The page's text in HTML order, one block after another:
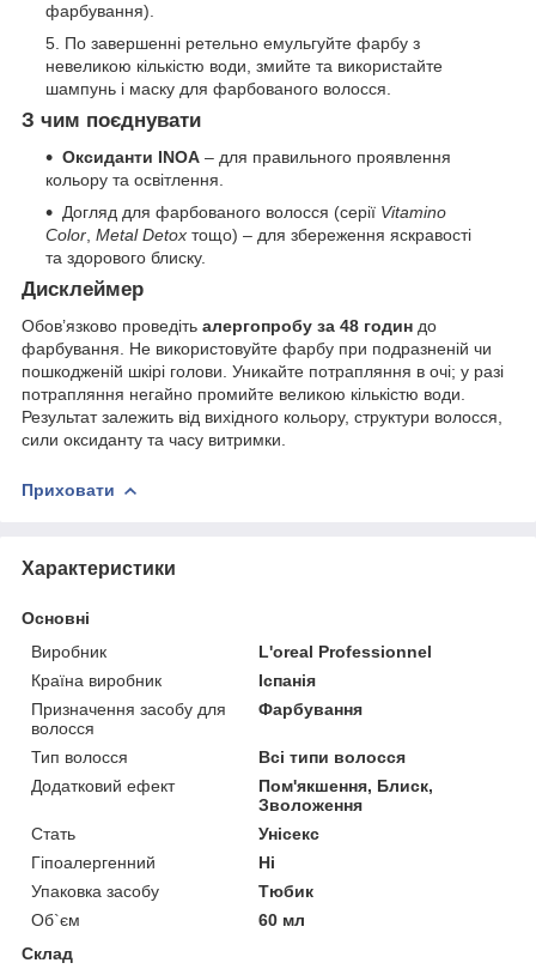
фарбування).
По завершенні ретельно емульгуйте фарбу з
невеликою кількістю води, змийте та використайте
шампунь і маску для фарбованого волосся.
З чим поєднувати
Оксиданти INOA – для правильного проявлення
кольору та освітлення.
Догляд для фарбованого волосся (серії Vitamino
Color Metal Detox тощо) – для збереження яскравості
та здорового блиску.
Дисклеймер
Обов’язково проведіть алергопробу за 48 годин до
фарбування. Не використовуйте фарбу при подразненій чи
пошкодженій шкірі голови. Уникайте потрапляння в очі; у разі
потрапляння негайно промийте великою кількістю води.
Результат залежить від вихідного кольору, структури волосся,
сили оксиданту та часу витримки.
Приховати
Характеристики
Основні
Виробник
L'oreal Professionnel
Країна виробник
Іспанія
Призначення засобу для
волосся
Фарбування
Тип волосся
Всі типи волосся
Додатковий ефект
Пом'якшення, Блиск,
Зволоження
Стать
Унісекс
Гіпоалергенний
Ні
Упаковка засобу
Тюбик
Об`єм
60 мл
Склад